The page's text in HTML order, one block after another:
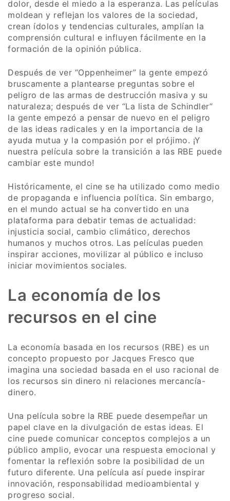
dolor, desde el miedo a la esperanza. Las películas
moldean y reflejan los valores de la sociedad,
crean ídolos y tendencias culturales, amplían la
comprensión cultural e influyen fácilmente en la
formación de la opinión pública.
Después de ver “Oppenheimer” la gente empezó
bruscamente a plantearse preguntas sobre el
peligro de las armas de destrucción masiva y su
naturaleza; después de ver “La lista de Schindler”
la gente empezó a pensar de nuevo en el peligro
de las ideas radicales y en la importancia de la
ayuda mutua y la compasión por el prójimo. ¡Y
nuestra película sobre la transición a las RBE puede
cambiar este mundo!
Históricamente, el cine se ha utilizado como medio
de propaganda e influencia política. Sin embargo,
en el mundo actual se ha convertido en una
plataforma para debatir temas de actualidad:
injusticia social, cambio climático, derechos
humanos y muchos otros. Las películas pueden
inspirar acciones, movilizar al público e incluso
iniciar movimientos sociales.
La economía de los
recursos en el cine
La economía basada en los recursos (RBE) es un
concepto propuesto por Jacques Fresco que
imagina una sociedad basada en el uso racional de
los recursos sin dinero ni relaciones mercancía-
dinero.
Una película sobre la RBE puede desempeñar un
papel clave en la divulgación de estas ideas. El
cine puede comunicar conceptos complejos a un
público amplio, evocar una respuesta emocional y
fomentar la reflexión sobre la posibilidad de un
futuro diferente. Una película así puede inspirar
innovación, responsabilidad medioambiental y
progreso social.